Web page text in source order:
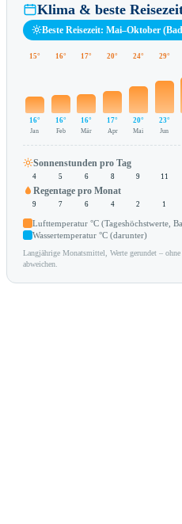
Klima & beste
Beste Reisezeit: Mai–Oktober
15°
16°
Jan
16°
16°
Feb
17°
16°
Mär
20°
17°
Apr
24°
20°
Mai
29°
23°
Jun
Sonnenstunden pro Tag
4 5 6 8 9 11
Regentage pro Monat
9 7 6 4 2 1
Lufttemperatur °C (Tageshöchstwerte,
Wassertemperatur °C (darunter)
Langjährige Monatsmittel, Werte gerundet –
abweichen.